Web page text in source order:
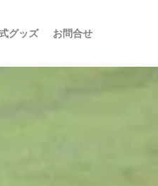
グッズ お問合せ